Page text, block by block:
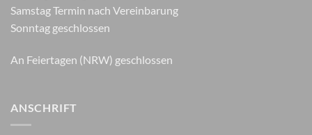
Samstag Termin nach Vereinbarung
Sonntag geschlossen
An Feiertagen (NRW) geschlossen
ANSCHRIFT